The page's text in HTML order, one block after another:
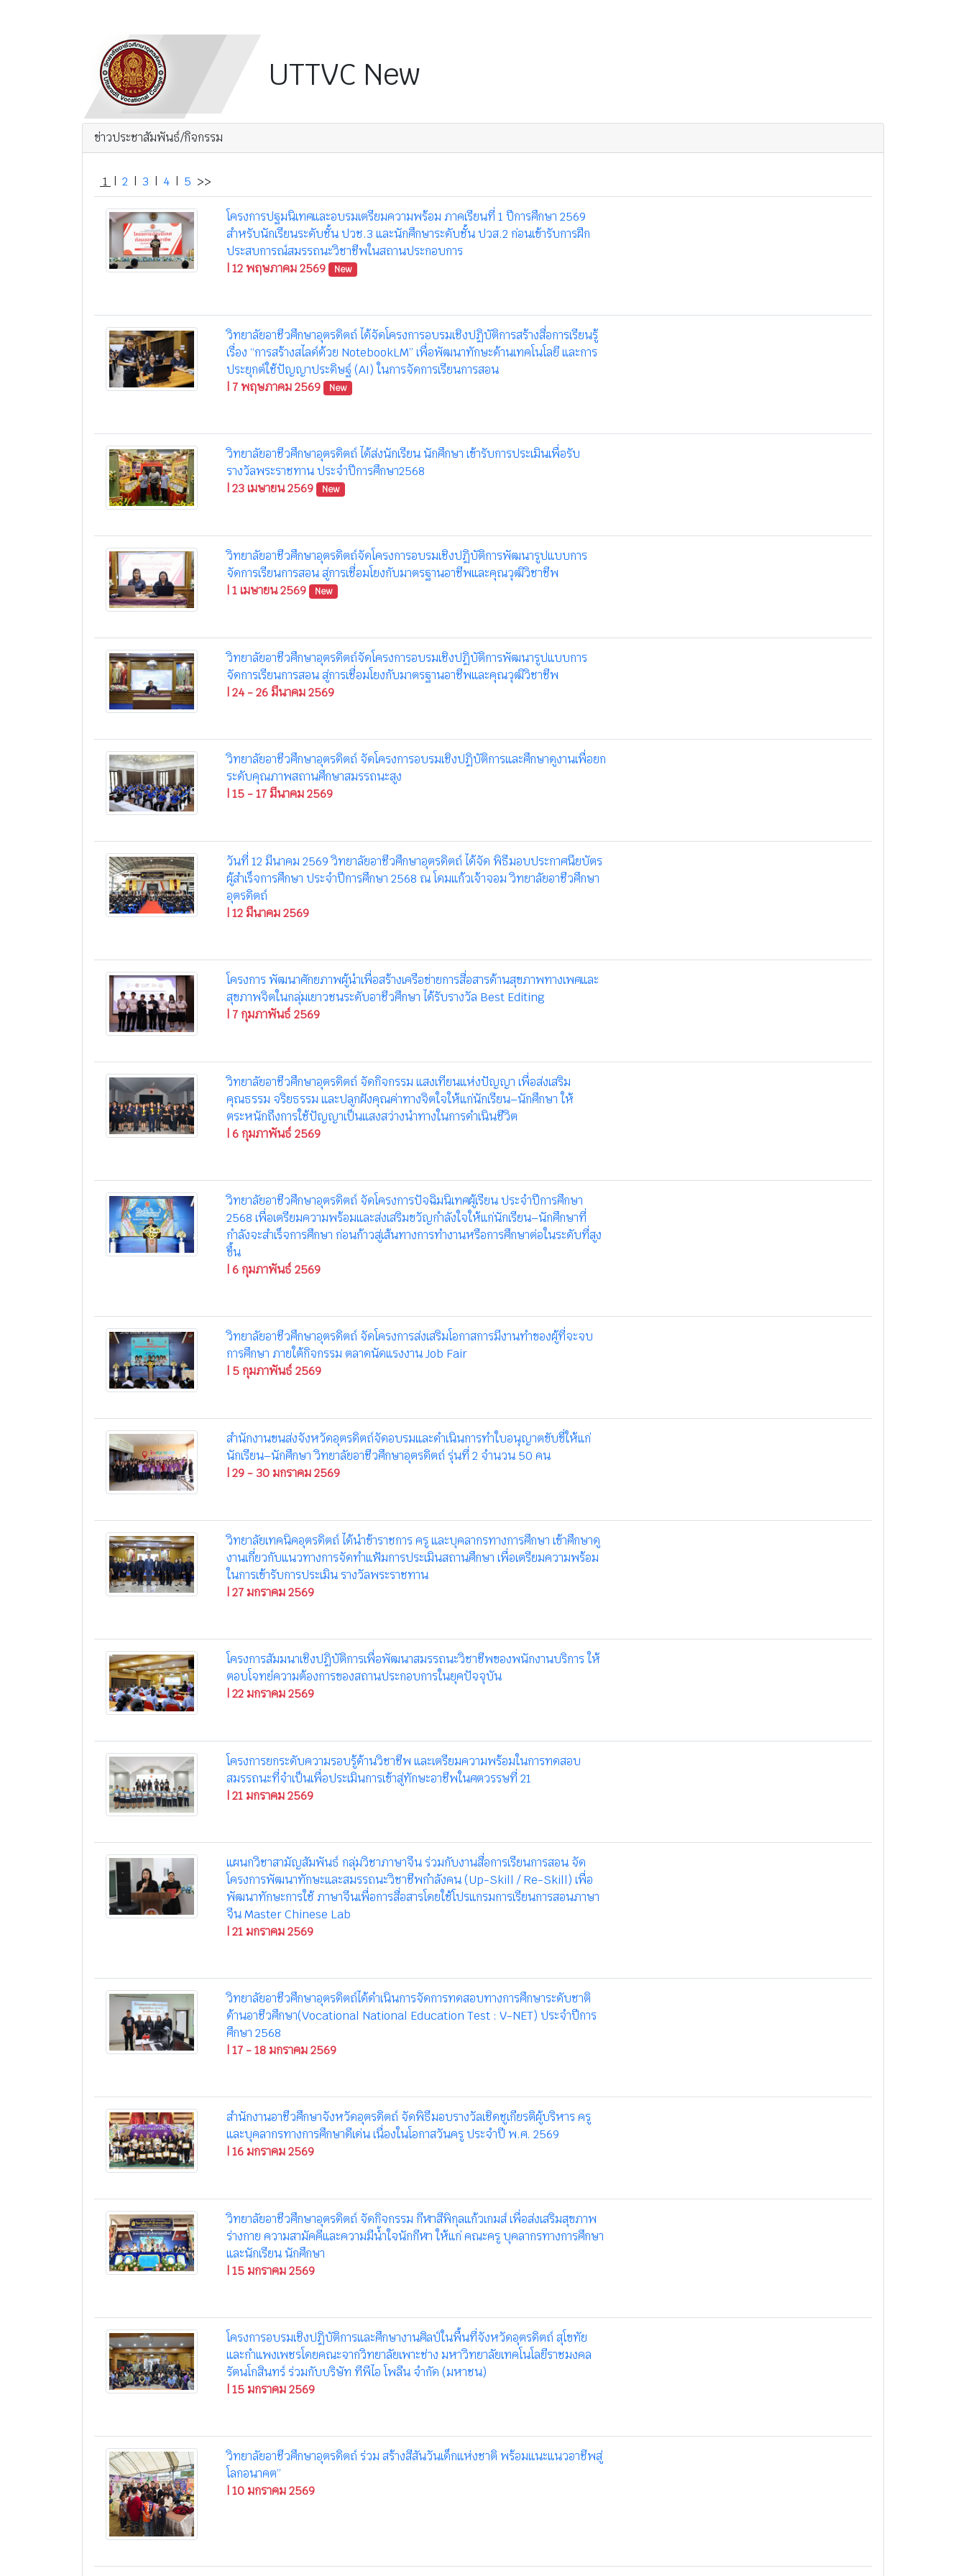
UTTVC New
ข่าวประชาสัมพันธ์/กิจกรรม
1 2 3 4 5 >>
โครงการปฐมนิเทศและอบรมเตรียมความพร้อม ภาคเรียนที่ 1 ปีการศึกษา 2569
สำหรับนักเรียนระดับชั้น ปวช.3 และนักศึกษาระดับชั้น ปวส.2 ก่อนเข้ารับการฝึก
ประสบการณ์สมรรถนะวิชาชีพในสถานประกอบการ
| 12 พฤษภาคม 2569
New
วิทยาลัยอาชีวศึกษาอุตรดิตถ์ ได้จัดโครงการอบรมเชิงปฏิบัติการสร้างสื่อการเรียนรู้
เรื่อง “การสร้างสไลด์ด้วย NotebookLM” เพื่อพัฒนาทักษะด้านเทคโนโลยี และการ
ประยุกต์ใช้ปัญญาประดิษฐ์ (AI) ในการจัดการเรียนการสอน
| 7 พฤษภาคม 2569
New
วิทยาลัยอาชีวศึกษาอุตรดิตถ์ ได้ส่งนักเรียน นักศึกษา เข้ารับการประเมินเพื่อรับ
รางวัลพระราชทาน ประจำปีการศึกษา2568
| 23 เมษายน 2569
New
วิทยาลัยอาชีวศึกษาอุตรดิตถ์จัดโครงการอบรมเชิงปฏิบัติการพัฒนารูปแบบการ
จัดการเรียนการสอน สู่การเชื่อมโยงกับมาตรฐานอาชีพและคุณวุฒิวิชาชีพ
| 1 เมษายน 2569
New
วิทยาลัยอาชีวศึกษาอุตรดิตถ์จัดโครงการอบรมเชิงปฏิบัติการพัฒนารูปแบบการ
จัดการเรียนการสอน สู่การเชื่อมโยงกับมาตรฐานอาชีพและคุณวุฒิวิชาชีพ
| 24 - 26 มีนาคม 2569
วิทยาลัยอาชีวศึกษาอุตรดิตถ์ จัดโครงการอบรมเชิงปฏิบัติการและศึกษาดูงานเพื่อยก
ระดับคุณภาพสถานศึกษาสมรรถนะสูง
| 15 - 17 มีนาคม 2569
วันที่ 12 มีนาคม 2569 วิทยาลัยอาชีวศึกษาอุตรดิตถ์ ได้จัด พิธีมอบประกาศนียบัตร
ผู้สำเร็จการศึกษา ประจำปีการศึกษา 2568 ณ โดมแก้วเจ้าจอม วิทยาลัยอาชีวศึกษา
อุตรดิตถ์
| 12 มีนาคม 2569
โครงการ พัฒนาศักยภาพผู้นำเพื่อสร้างเครือข่ายการสื่อสารด้านสุขภาพทางเพศและ
สุขภาพจิตในกลุ่มเยาวชนระดับอาชีวศึกษา ได้รับรางวัล Best Editing
| 7 กุมภาพันธ์ 2569
วิทยาลัยอาชีวศึกษาอุตรดิตถ์ จัดกิจกรรม แสงเทียนแห่งปัญญา เพื่อส่งเสริม
คุณธรรม จริยธรรม และปลูกฝังคุณค่าทางจิตใจให้แก่นักเรียน–นักศึกษา ให้
ตระหนักถึงการใช้ปัญญาเป็นแสงสว่างนำทางในการดำเนินชีวิต
| 6 กุมภาพันธ์ 2569
วิทยาลัยอาชีวศึกษาอุตรดิตถ์ จัดโครงการปัจฉิมนิเทศผู้เรียน ประจำปีการศึกษา
2568 เพื่อเตรียมความพร้อมและส่งเสริมขวัญกำลังใจให้แก่นักเรียน–นักศึกษาที่
กำลังจะสำเร็จการศึกษา ก่อนก้าวสู่เส้นทางการทำงานหรือการศึกษาต่อในระดับที่สูง
ขึ้น
| 6 กุมภาพันธ์ 2569
วิทยาลัยอาชีวศึกษาอุตรดิตถ์ จัดโครงการส่งเสริมโอกาสการมีงานทำของผู้ที่จะจบ
การศึกษา ภายใต้กิจกรรม ตลาดนัดแรงงาน Job Fair
| 5 กุมภาพันธ์ 2569
สำนักงานขนส่งจังหวัดอุตรดิตถ์จัดอบรมและดำเนินการทำใบอนุญาตขับขี่ให้แก่
นักเรียน–นักศึกษา วิทยาลัยอาชีวศึกษาอุตรดิตถ์ รุ่นที่ 2 จำนวน 50 คน
| 29 - 30 มกราคม 2569
วิทยาลัยเทคนิคอุตรดิตถ์ ได้นำข้าราชการ ครู และบุคลากรทางการศึกษา เข้าศึกษาดู
งานเกี่ยวกับแนวทางการจัดทำแฟ้มการประเมินสถานศึกษา เพื่อเตรียมความพร้อม
ในการเข้ารับการประเมิน รางวัลพระราชทาน
| 27 มกราคม 2569
โครงการสัมมนาเชิงปฏิบัติการเพื่อพัฒนาสมรรถนะวิชาชีพของพนักงานบริการ ให้
ตอบโจทย์ความต้องการของสถานประกอบการในยุคปัจจุบัน
| 22 มกราคม 2569
โครงการยกระดับความรอบรู้ด้านวิชาชีพ และเตรียมความพร้อมในการทดสอบ
สมรรถนะที่จำเป็นเพื่อประเมินการเข้าสู่ทักษะอาชีพในศตวรรษที่ 21
| 21 มกราคม 2569
แผนกวิชาสามัญสัมพันธ์ กลุ่มวิชาภาษาจีน ร่วมกับงานสื่อการเรียนการสอน จัด
โครงการพัฒนาทักษะและสมรรถนะวิชาชีพกำลังคน (Up-Skill / Re-Skill) เพื่อ
พัฒนาทักษะการใช้ ภาษาจีนเพื่อการสื่อสารโดยใช้โปรแกรมการเรียนการสอนภาษา
จีน Master Chinese Lab
| 21 มกราคม 2569
วิทยาลัยอาชีวศึกษาอุตรดิตถ์ได้ดำเนินการจัดการทดสอบทางการศึกษาระดับชาติ
ด้านอาชีวศึกษา(Vocational National Education Test : V-NET) ประจำปีการ
ศึกษา 2568
| 17 - 18 มกราคม 2569
สำนักงานอาชีวศึกษาจังหวัดอุตรดิตถ์ จัดพิธีมอบรางวัลเชิดชูเกียรติผู้บริหาร ครู
และบุคลากรทางการศึกษาดีเด่น เนื่องในโอกาสวันครู ประจำปี พ.ศ. 2569
| 16 มกราคม 2569
วิทยาลัยอาชีวศึกษาอุตรดิตถ์ จัดกิจกรรม กีฬาสีพิกุลแก้วเกมส์ เพื่อส่งเสริมสุขภาพ
ร่างกาย ความสามัคคีและความมีน้ำใจนักกีฬา ให้แก่ คณะครู บุคลากรทางการศึกษา
และนักเรียน นักศึกษา
| 15 มกราคม 2569
โครงการอบรมเชิงปฏิบัติการและศึกษางานศิลป์ในพื้นที่จังหวัดอุตรดิตถ์ สุโขทัย
และกำแพงเพชรโดยคณะจากวิทยาลัยเพาะช่าง มหาวิทยาลัยเทคโนโลยีราชมงคล
รัตนโกสินทร์ ร่วมกับบริษัท ทีพีไอ โพลีน จำกัด (มหาชน)
| 15 มกราคม 2569
วิทยาลัยอาชีวศึกษาอุตรดิตถ์ ร่วม สร้างสีสันวันเด็กแห่งชาติ พร้อมแนะแนวอาชีพสู่
โลกอนาคต”
| 10 มกราคม 2569